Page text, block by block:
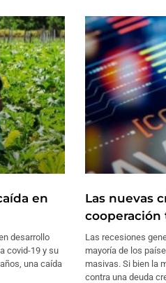
en
desarrollo
covid-19 y su
una caída
Las nuevas
Las recesiones
mayoría de los
masivas. Si bien la
contra una deuda